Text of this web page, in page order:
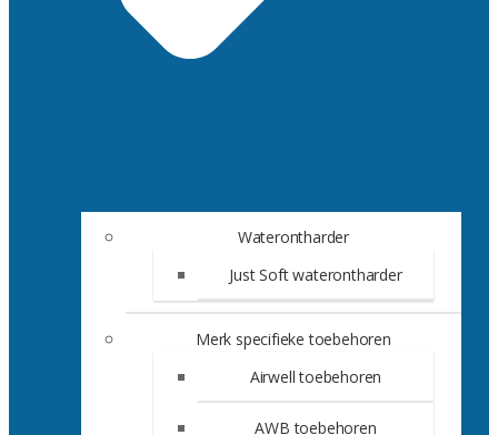
Waterontharder
Just Soft waterontharder
Merk specifieke toebehoren
Airwell toebehoren
AWB toebehoren